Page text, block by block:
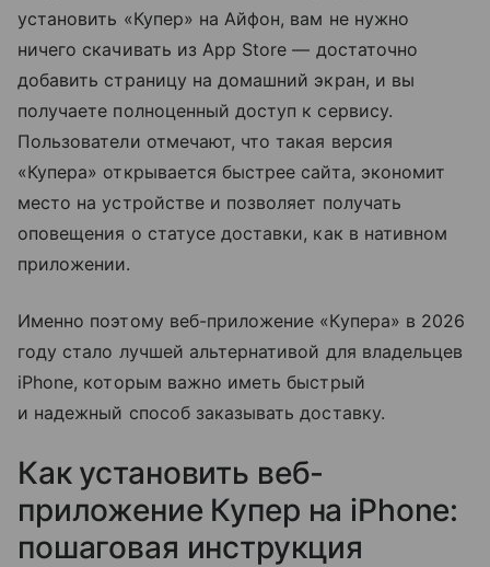
установить «Купер» на Айфон, вам не нужно
ничего скачивать из App Store — достаточно
добавить страницу на домашний экран, и вы
получаете полноценный доступ к сервису.
Пользователи отмечают, что такая версия
«Купера» открывается быстрее сайта, экономит
место на устройстве и позволяет получать
оповещения о статусе доставки, как в нативном
приложении.
Именно поэтому веб-приложение «Купера» в 2026
году стало лучшей альтернативой для владельцев
iPhone, которым важно иметь быстрый
и надежный способ заказывать доставку.
Как установить веб-
приложение Купер на iPhone:
пошаговая инструкция